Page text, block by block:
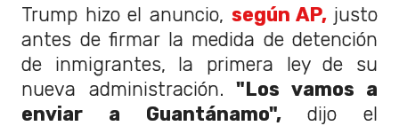
Trump hizo el anuncio, según AP, justo
antes de firmar la medida de detención
de inmigrantes, la primera ley de su
nueva administración. "Los vamos a
enviar a Guantánamo",dijo el